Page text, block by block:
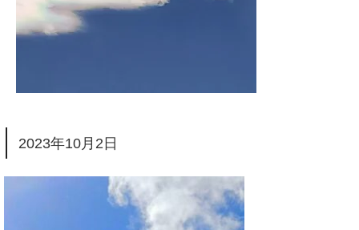
2023年10月2日